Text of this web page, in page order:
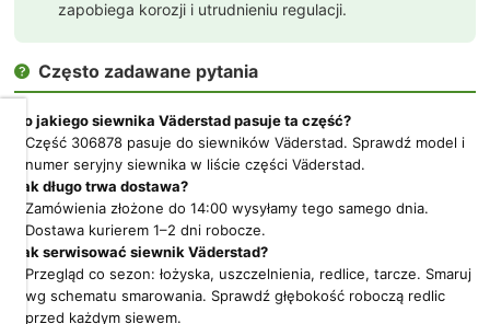
zapobiega korozji i utrudnieniu regulacji.
 Często zadawane pytania
Do jakiego siewnika Väderstad pasuje ta część?
Część 306878 pasuje do siewników Väderstad. Sprawdź model i
numer seryjny siewnika w liście części Väderstad.
Jak długo trwa dostawa?
Zamówienia złożone do 14:00 wysyłamy tego samego dnia.
Dostawa kurierem 1–2 dni robocze.
Jak serwisować siewnik Väderstad?
Przegląd co sezon: łożyska, uszczelnienia, redlice, tarcze. Smaruj
wg schematu smarowania. Sprawdź głębokość roboczą redlic
przed każdym siewem.
Dbamy
o
Twoją
prywatność
Pliki
cookies
pokrewne
im